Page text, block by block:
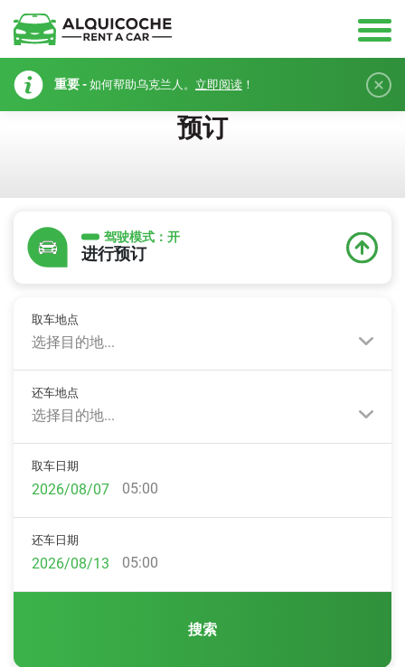
重要 - 如何帮助乌克兰人。 立即阅读 ！
预订
驾驶模式： 开
进行预订
取车地点
选择目的地...
还车地点
选择目的地...
取车日期
05:00
还车日期
05:00
搜索